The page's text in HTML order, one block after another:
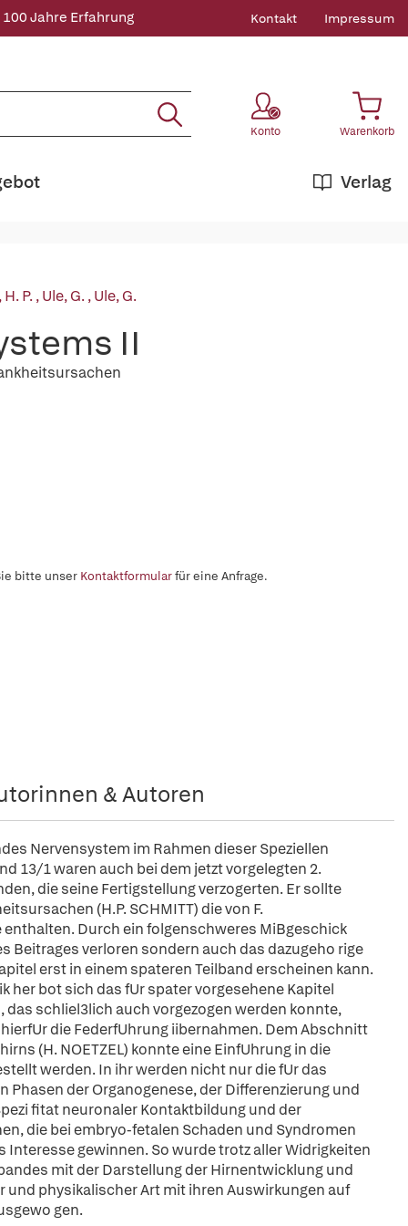
100 Jahre Erfahrung Kontakt Impressum
Konto Warenkorb
Verlag
P.,Ule, G.,Ule, G.
II
bitte unser Kontaktformularfür eine Anfrage.
& Autoren
Nervensystem im Rahmen dieser Speziellen
13/1 waren auch bei dem jetzt vorgelegten 2.
die seine Fertigstellung verzogerten. Er sollte
(H.P. SCHMITT) die von F.
Durch ein folgenschweres MiBgeschick
verloren sondern auch das dazugeho rige
erst in einem spateren Teilband erscheinen kann.
her bot sich das fUr spater vorgesehene Kapitel
schliel3lich auch vorgezogen werden konnte,
die FederfUhrung iibernahmen. Dem Abschnitt
(H. NOETZEL) konnte eine EinfUhrung in die
werden. In ihr werden nicht nur die fUr das
der Organogenese, der Differenzierung und
fitat neuronaler Kontaktbildung und der
die bei embryo-fetalen Schaden und Syndromen
gewinnen. So wurde trotz aller Widrigkeiten
mit der Darstellung der Hirnentwicklung und
physikalischer Art mit ihren Auswirkungen auf
gen.